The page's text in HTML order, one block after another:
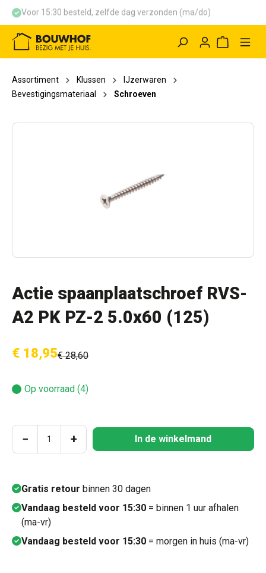
Voor 15:30 besteld, zelfde dag verzonden (ma/do)
Assortiment Klussen
IJzerwaren
Bevestigingsmateriaal
Schroeven
Actie spaanplaatschroef RVS-
A2 PK PZ-2 5.0x60 (125)
€ 18,95€ 28,60
Op voorraad (4)
Producthoeveelheid: Voer de gewenste
− + In de winkelmand
Gratis retour binnen 30 dagen
Vandaag besteld voor 15:30 = binnen 1 uur afhalen
(ma-vr)
Vandaag besteld voor 15:30 = morgen in huis (ma-vr)